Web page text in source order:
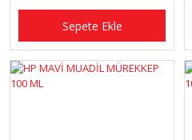
Sepete Ekle